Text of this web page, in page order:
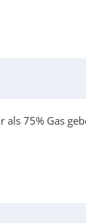
75% Gas